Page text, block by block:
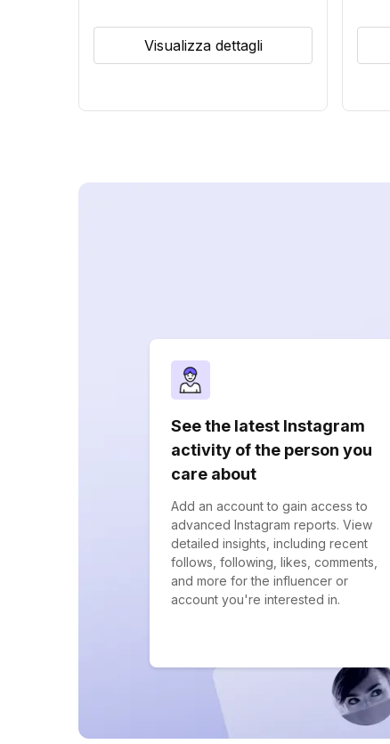
Visualizza dettagli
See the latest Instagram
activity of the person you
care about
Add an account to gain access to
advanced Instagram reports. View
detailed insights, including recent
follows, following, likes, comments,
and more for the influencer or
account you're interested in.